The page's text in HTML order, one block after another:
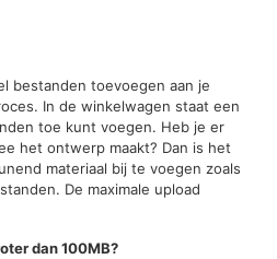
bestanden toevoegen aan je
In de winkelwagen staat een
toe kunt voegen. Heb je er
het ontwerp maakt? Dan is het
materiaal bij te voegen zoals
De maximale upload
dan 100MB?